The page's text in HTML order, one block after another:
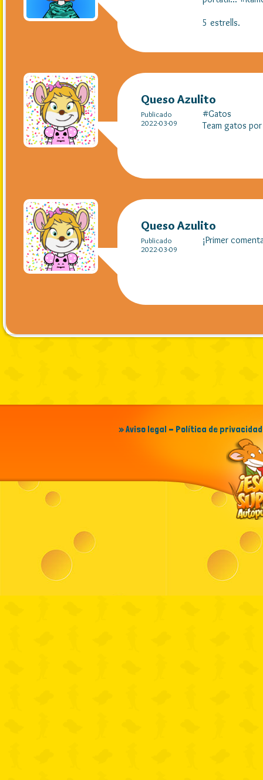
5 estrells.
Queso Azulito
Publicado
2022-03-09
#Gatos
Team gatos
Queso Azulito
Publicado
2022-03-09
¡Primer
» Aviso legal - Política de privacidad